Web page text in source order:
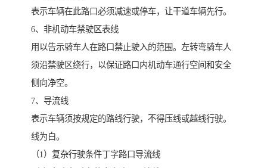
表示车辆在此路口必须减速或停车，让干道车辆先行。
6、非机动车禁驶区表线
用以告示骑车人在路口禁止驶入的范围。左转弯骑车人
须沿禁驶区绕行，以保证路口内机动车通行空间和安全
侧向净空。
7、导流线
表示车辆须按规定的路线行驶，不得压线或越线行驶。
线为白。
（1）复杂行驶条件丁字路口导流线